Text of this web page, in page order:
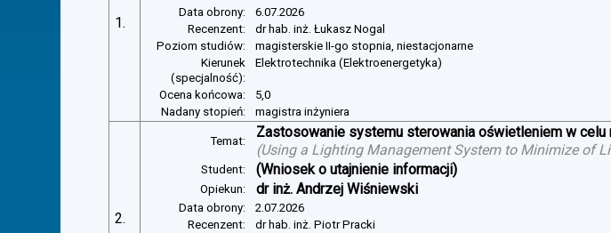
1.
Data obrony:
6.07.2026
Recenzent:
dr hab. inż. Łukasz Nogal
Poziom studiów:
magisterskie II-go stopnia, niestacjonarne
Kierunek
(specjalność):
Elektrotechnika (Elektroenergetyka)
Ocena końcowa:
5,0
Nadany stopień:
magistra inżyniera
2.
Temat:
Zastosowanie systemu sterowania oświetleniem w
(Using a Lighting Management System to Minimize of
Student: (Wniosek o utajnienie informacji)
Opiekun: dr inż. Andrzej Wiśniewski
Data obrony:
2.07.2026
Recenzent:
dr hab. inż. Piotr Pracki